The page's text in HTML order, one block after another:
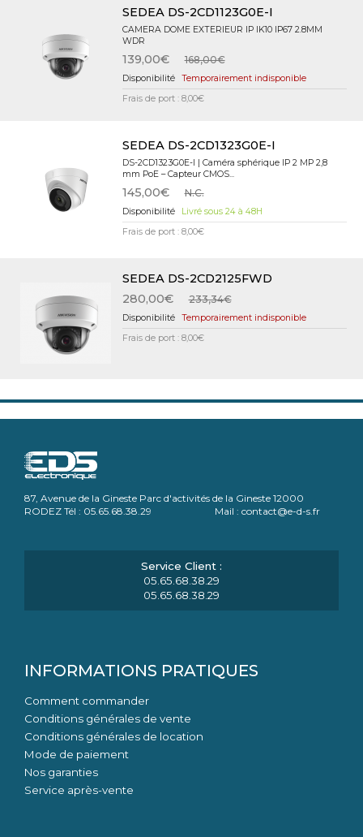
SEDEA DS-2CD1123G0E-I
CAMERA DOME EXTERIEUR IP IK10 IP67 2.8MM
WDR
139,00€ 168,00€
Temporairement indisponible
Frais de port : 8,00€
SEDEA DS-2CD1323G0E-I
DS-2CD1323G0E-I | Caméra sphérique IP 2 MP 2,8
mm PoE – Capteur CMOS...
145,00€ N.C.
Livré sous 24 à 48H
Frais de port : 8,00€
SEDEA DS-2CD2125FWD
280,00€
233,34€
Temporairement indisponible
Frais de port : 8,00€
87, Avenue de la Gineste Parc d'activités de la Gineste 12000
RODEZ Tél : 05.65.68.38.29 Mail : contact@e-d-s.fr
05.65.68.38.29
05.65.68.38.29
INFORMATIONS PRATIQUES
Comment commander
Conditions générales de vente
Conditions générales de location
Mode de paiement
Nos garanties
Service après-vente